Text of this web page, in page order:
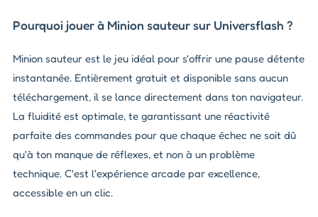
Pourquoi jouer à Minion sauteur sur Universflash ?
Minion sauteur est le jeu idéal pour s'offrir une pause détente
instantanée. Entièrement gratuit et disponible sans aucun
téléchargement, il se lance directement dans ton navigateur.
La fluidité est optimale, te garantissant une réactivité
parfaite des commandes pour que chaque échec ne soit dû
qu'à ton manque de réflexes, et non à un problème
technique. C'est l'expérience arcade par excellence,
accessible en un clic.